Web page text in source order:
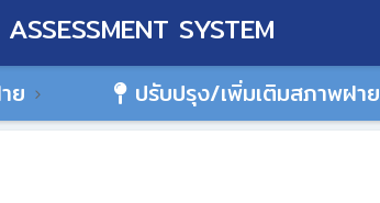
SYSTEM
ย ปรับปรุง/เพิ่มเติมสภาพฝาย